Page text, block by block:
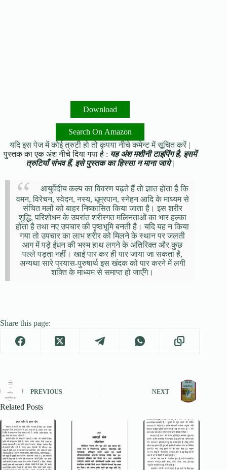
Download
Search On Amazon
यदि इस पेज में कोई त्रुटी हो तो कृपया नीचे कमेन्ट में सूचित करें |
पुस्तक का एक अंश नीचे दिया गया है : यह अंश मशीनी टाइपिंग है, इसमें
त्रुटियाँ संभव हैं, इसे पुस्तक का हिस्सा न माना जाये |
आयुर्वेदीय कल्प का विवरण पढ़ते हैं तो ज्ञात होता है कि
वमन, विरेचन, स्वेदन, नस्य, धूम्रपान, स्नेहन आदि के माध्यम से
संचित मलों को बाहर निष्कासित किया जाता है। इस शरीर
शुद्धि, परिशोधन के उपरांत शरीरगत मलिनताओं का भार हल्का
होता है तथा नए उपचार की पृष्ठभूमि बनती है। यदि यह न किया
गया तो उपचार का लाभ शरीर को मिलने के स्थान पर जलती
आग में पड़े ईंधन की भस्म हाथ लगने के अतिरिक्त और कुछ
पल्ले पड़ता नहीं। खाई पार कर ही पार जाया जा सकता है,
अन्यथा सारे प्रयास-पुरुषार्थ इस खंदक को पार करने में लगी
शक्ति के माध्यम से समाप्त हो जाएँगे।
Share this page:
PREVIOUS NEXT
Related Posts